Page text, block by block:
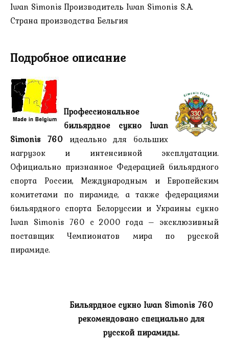
Iwan Simonis Производитель Iwan Simonis S.A.
Страна производства Бельгия
Подробное описание
Профессиональное
бильярдное сукно Iwan
Simonis 760идеально для больших
нагрузок и интенсивной эксплуатации.
Официально признанное Федерацией бильярдного
спорта России, Международным и Европейским
комитетами по пирамиде, а также федерациями
бильярдного спорта Белоруссии и Украины сукно
Iwan Simonis 760 с 2000 года – эксклюзивный
поставщик Чемпионатов мира по русской
пирамиде.
Бильярдное сукно Iwan Simonis 760
рекомендовано специально для
русской пирамиды.